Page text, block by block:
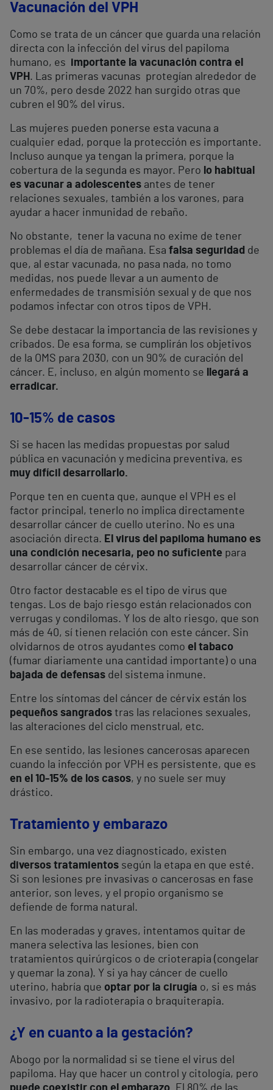
Vacunación del VPH
Como se trata de un cáncer que guarda una relación
directa con la infección del virus del papiloma
humano, es
importante la vacunación contra el
VPH . Las primeras vacunas protegían alrededor de
un 70%, pero desde 2022 han surgido otras que
cubren el 90% del virus.
Las mujeres pueden ponerse esta vacuna a
cualquier edad, porque la protección es importante.
Incluso aunque ya tengan la primera, porque la
cobertura de la segunda es mayor. Pero lo habitual
es vacunar a adolescentes antes de tener
relaciones sexuales, también a los varones, para
ayudar a hacer inmunidad de rebaño.
No obstante, tener la vacuna no exime de tener
problemas el día de mañana. Esa falsa seguridad de
que, al estar vacunada, no pasa nada, no tomo
medidas, nos puede llevar a un aumento de
enfermedades de transmisión sexual y de que nos
podamos infectar con otros tipos de VPH.
Se debe destacar la importancia de las revisiones y
cribados. De esa forma, se cumplirán los objetivos
de la OMS para 2030, con un 90% de curación del
cáncer. E, incluso, en algún momento se
llegará a
erradicar.
10-15% de casos
Si se hacen las medidas propuestas por salud
pública en vacunación y medicina preventiva, es
muy difícil desarrollarlo.
Porque ten en cuenta que, aunque el VPH es el
factor principal, tenerlo no implica directamente
desarrollar cáncer de cuello uterino. No es una
asociación directa. El virus del papiloma humano es
una condición necesaria, peo no suficiente para
desarrollar cáncer de cérvix.
Otro factor destacable es el tipo de virus que
tengas. Los de bajo riesgo están relacionados con
verrugas y condilomas. Y los de alto riesgo, que son
más de 40, sí tienen relación con este cáncer. Sin
olvidarnos de otros ayudantes como el tabaco
(fumar diariamente una cantidad importante) o una
bajada de defensas del sistema inmune.
Entre los síntomas del cáncer de cérvix están los
pequeños sangrados tras las relaciones sexuales,
las alteraciones del ciclo menstrual, etc.
En ese sentido, las lesiones cancerosas aparecen
cuando la infección por VPH es persistente, que es
en el 10-15% de los casos, y no suele ser muy
drástico.
Tratamiento y embarazo
Sin embargo, una vez diagnosticado, existen
diversos tratamientos según la etapa en que esté.
Si son lesiones pre invasivas o cancerosas en fase
anterior, son leves, y el propio organismo se
defiende de forma natural.
En las moderadas y graves, intentamos quitar de
manera selectiva las lesiones, bien con
tratamientos quirúrgicos o de crioterapia (congelar
y quemar la zona). Y si ya hay cáncer de cuello
uterino, habría que optar por la cirugía o, si es más
invasivo, por la radioterapia o braquiterapia.
¿Y en cuanto a la gestación?
Abogo por la normalidad si se tiene el virus del
papiloma. Hay que hacer un control y citología, pero